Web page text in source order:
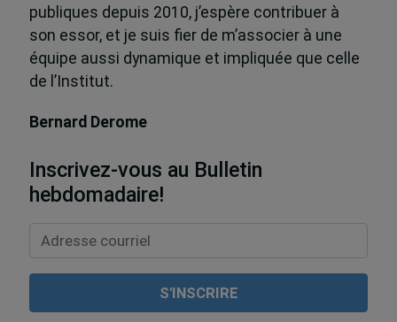
publiques depuis 2010, j’espère contribuer à
son essor, et je suis fier de m’associer à une
équipe aussi dynamique et impliquée que celle
de l’Institut.
Bernard Derome
Inscrivez-vous au Bulletin
hebdomadaire!